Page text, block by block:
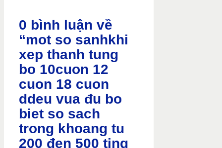
0 bình luận về
“mot so sanhkhi
xep thanh tung
bo 10cuon 12
cuon 18 cuon
ddeu vua đu bo
biet so sach
trong khoang tu
200 đen 500 ting